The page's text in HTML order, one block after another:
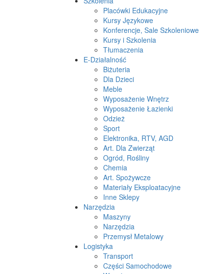
Placówki Edukacyjne
Kursy Językowe
Konferencje, Sale Szkoleniowe
Kursy i Szkolenia
Tłumaczenia
E-Działalność
Biżuteria
Dla Dzieci
Meble
Wyposażenie Wnętrz
Wyposażenie Łazienki
Odzież
Sport
Elektronika, RTV, AGD
Art. Dla Zwierząt
Ogród, Rośliny
Chemia
Art. Spożywcze
Materiały Eksploatacyjne
Inne Sklepy
Narzędzia
Maszyny
Narzędzia
Przemysł Metalowy
Logistyka
Transport
Części Samochodowe